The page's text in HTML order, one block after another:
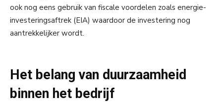
ook nog eens gebruik van fiscale voordelen zoals energie-
investeringsaftrek (EIA) waardoor de investering nog
aantrekkelijker wordt.
Het belang van duurzaamheid
binnen het bedrijf